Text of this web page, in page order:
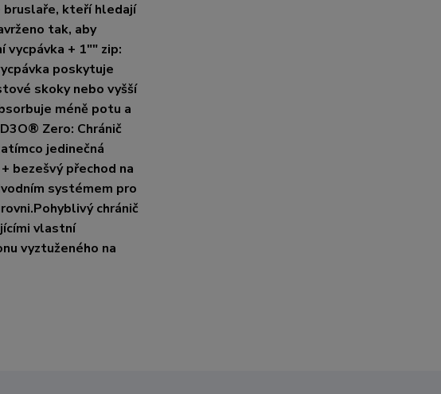
bruslaře, kteří hledají
tak, aby
+ 1"" zip:
poskytuje
skoky nebo vyšší
méně potu a
Zero: Chránič
jedinečná
bezešvý přechod na
systémem pro
chránič
vlastní
vyztuženého na